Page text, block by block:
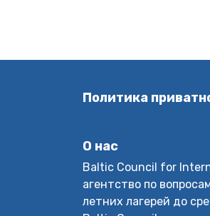
Политика
О нас
Baltic Council for
агентство по
летних лагерей до